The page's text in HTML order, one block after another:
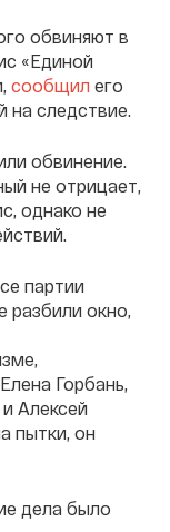
обвиняют в
«Единой
сообщил его
на следствие.
обвинение.
не отрицает,
однако не
партии
разбили окно,
Горбань,
Алексей
пытки, он
дела было